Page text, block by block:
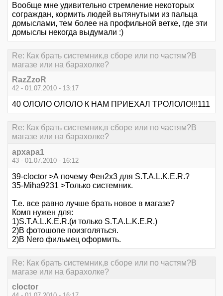
Вообще мне удивительно стремление некоторых
сограждан, кормить людей вытянутыми из пальца
домыслами, тем более на профильной ветке, где эти
домыслы некогда выдумали :)
Re: Как брать системник,в сборе или по частям?В
магазе или на барахолке?
RazZzoR
42 - 01.07.2010 - 13:17
40 ОЛОЛО ОЛОЛО К НАМ ПРИЕХАЛ ТРОЛОЛО!!!111
Re: Как брать системник,в сборе или по частям?В
магазе или на барахолке?
архара1
43 - 01.07.2010 - 16:12
39-cloctor >А почему Фен2х3 для S.T.A.L.K.E.R.?
35-Miha9231 >Только системник.
Т.е. все равно лучше брать новое в магазе?
Комп нужен для:
1)S.T.A.L.K.E.R.(и только S.T.A.L.K.E.R.)
2)В фотошопе поизголяться.
2)В Nero фильмец оформить.
Re: Как брать системник,в сборе или по частям?В
магазе или на барахолке?
cloctor